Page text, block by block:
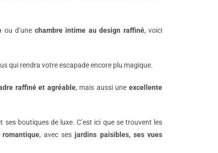
ou d’une chambre intime au design raffiné, voici
qui rendra votre escapade encore plu magique.
raffiné et agréable, mais aussi uneexcellente
ses boutiques de luxe. C’est ici que se trouvent les
romantique, avec sesjardins paisibles, ses vues